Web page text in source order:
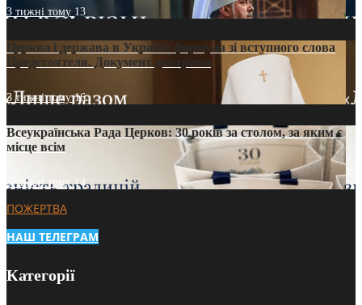
3 тижні тому 13
Церква і держава в Україні: формула зі вступного слова
Предстоятеля. Документ доктрини
3 тижні тому16
Всеукраїнська Рада Церков: 30 років за столом, за яким є
місце всім
3 тижні тому14
ПОЖЕРТВА
НАШ ТЕЛЕГРАМ
Категорії